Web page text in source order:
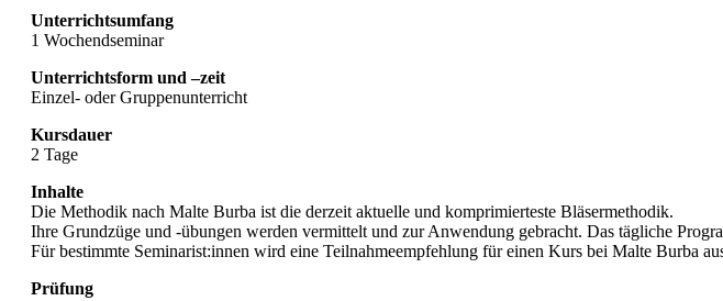
Unterrichtsumfang
1 Wochendseminar
Unterrichtsform und –zeit
Einzel- oder Gruppenunterricht
Kursdauer
2 Tage
Inhalte
Die Methodik nach Malte Burba ist die derzeit aktuelle und komprimierteste Bläsermethodik.
Ihre Grundzüge und -übungen werden vermittelt und zur Anwendung gebracht. Das tägliche
Für bestimmte Seminarist:innen wird eine Teilnahmeempfehlung für einen Kurs bei Malte Burba
Prüfung